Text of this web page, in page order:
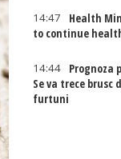
14:47
Health
to continue
14:44
Prognoza
Se va trece brusc
furtuni